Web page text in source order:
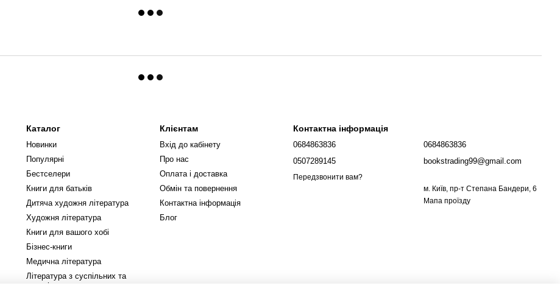
Каталог
Новинки
Популярні
Бестселери
Книги для батьків
Дитяча художня література
Художня література
Книги для вашого хобі
Бізнес-книги
Медична література
Література з суспільних та
гуманітарних наук
Клієнтам
Вхід до кабінету
Про нас
Оплата і доставка
Обмін та повернення
Контактна інформація
Блог
Контактна інформація
0684863836
0507289145
Передзвонити вам?
0684863836
bookstrading99@gmail.com
м. Київ, пр-т Степана Бандери, 6
Мапа проїзду